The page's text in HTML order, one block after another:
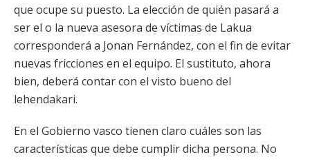
que ocupe su puesto. La elección de quién pasará a
ser el o la nueva asesora de víctimas de Lakua
corresponderá a Jonan Fernández, con el fin de evitar
nuevas fricciones en el equipo. El sustituto, ahora
bien, deberá contar con el visto bueno del
lehendakari.
En el Gobierno vasco tienen claro cuáles son las
características que debe cumplir dicha persona. No